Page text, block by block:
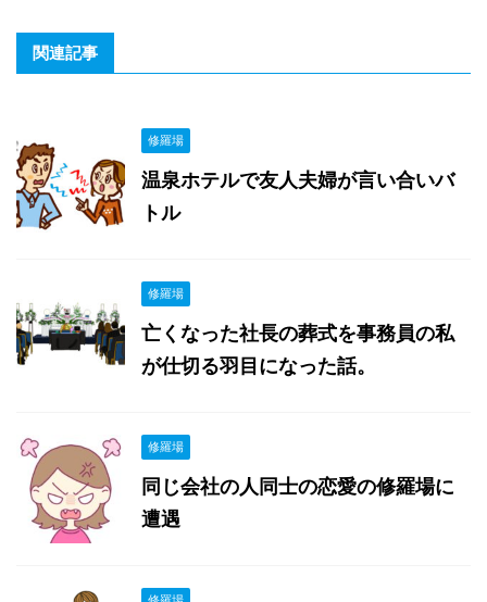
関連記事
修羅場
温泉ホテルで友人夫婦が言い合いバ
トル
修羅場
亡くなった社長の葬式を事務員の私
が仕切る羽目になった話。
修羅場
同じ会社の人同士の恋愛の修羅場に
遭遇